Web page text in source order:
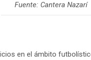
Fuente: Cantera Nazarí
en el ámbito